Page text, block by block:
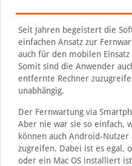
Seit Jahren begeistert die
einfachen Ansatz zur
auch für den mobilen
Somit sind die Anwender
entfernte Rechner
unabhängig.
Der Fernwartung via
Aber nie war sie so einfach,
können auch Android-
zugreifen. Dabei ist es egal,
oder ein Mac OS installiert